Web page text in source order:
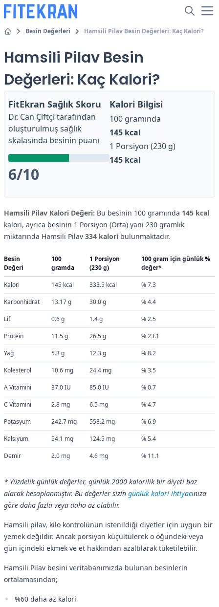
Besin Değerleri Hamsili Pilav Besin Değerleri: Kaç Kalori?
Hamsili Pilav Besin
Değerleri: Kaç Kalori?
FitEkran Sağlık Skoru
Dr. Can Çiftçi tarafından
oluşturulmuş sağlık
skalasında besinin puanı
6/10
Kalori Bilgisi
100 gramında
145 kcal
1 Porsiyon (230 g)
145 kcal
Hamsili Pilav Kalori Değeri: Bu besinin 100 gramında 145 kcal
kalori, ayrıca besinin 1 Porsiyon (Orta) yani 230 gramlık
miktarında Hamsili Pilav 334 kalori bulunmaktadır.
Besin
Değeri
100
gramda
1 Porsiyon
(230 g)
100 gram için günlük %
değer*
Kalori 145 kcal 333.5 kcal % 7.3
Karbonhidrat 13.17 g 30.0 g % 4.4
Lif 0.6 g 1.4 g % 2.5
Protein 11.5 g 26.5 g % 23.1
Yağ 5.3 g 12.3 g % 8.2
Kolesterol 10.6 mg 24.4 mg % 3.5
A Vitamini 37.0 IU 85.0 IU % 0.7
C Vitamini 2.8 mg 6.5 mg % 4.7
Potasyum 242.7 mg 558.2 mg % 6.9
Kalsiyum 54.1 mg 124.5 mg % 5.4
Demir 2.0 mg 4.6 mg % 11.1
* Yüzdelik günlük değerler, günlük 2000 kalorilik bir diyeti baz
alarak hesaplanmıştır. Bu değerler sizin günlük kalori ihtiyacınıza
göre daha fazla veya daha az olabilir.
Hamsili pilav, kilo kontrolünün istenildiği diyetler için uygun bir
yemek değildir. Ancak porsiyon küçültülerek o öğündeki veya
gün içindeki ekmek ve et hakkından azaltılarak tüketilebilir.
Hamsili Pilav besini veritabanımızda bulunan besinlerin
ortalamasından;
%60 daha az kalori